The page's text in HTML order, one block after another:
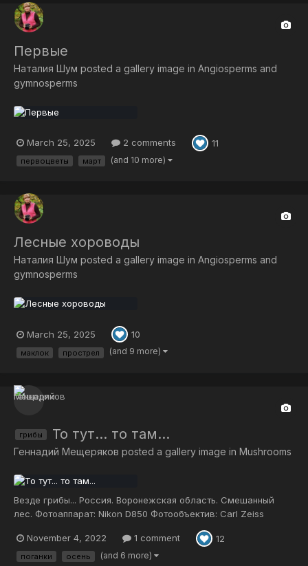
Первые
Наталия Шум posted a gallery image in Angiosperms and
gymnosperms
March 25, 2025 2 comments 11
первоцветы март (and 10 more)
Лесные хороводы
Наталия Шум posted a gallery image in Angiosperms and
gymnosperms
March 25, 2025 10
маклок прострел (and 9 more)
грибы То тут... то там...
Геннадий Мещеряков posted a gallery image in Mushrooms
Везде грибы... Россия. Воронежская область. Смешанный
лес. Фотоаппарат: Nikon D850 Фотообъектив: Carl Zeiss
November 4, 2022
1 comment 12
поганки осень (and 6 more)